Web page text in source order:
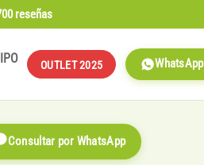
reseñas
OUTLET 2025 WhatsApp
Consultar por WhatsApp